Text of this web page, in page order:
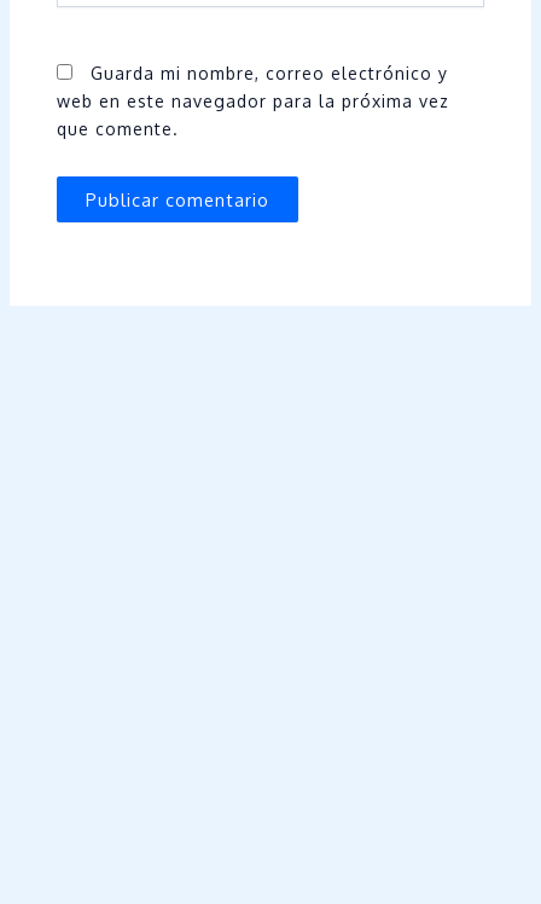
Guarda mi nombre, correo electrónico y
web en este navegador para la próxima vez
que comente.